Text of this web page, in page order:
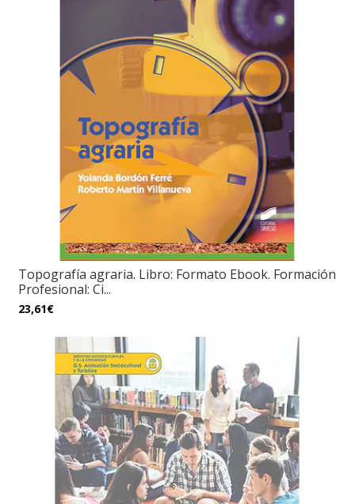
Topografía agraria. Libro: Formato Ebook. Formación
Profesional: Ci...
23,61€